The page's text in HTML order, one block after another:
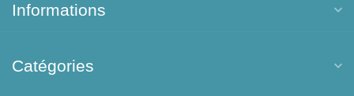
Informations
Catégories